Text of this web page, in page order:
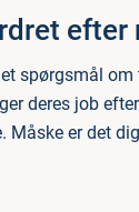
efter
spørgsmål
deres job
Måske er det